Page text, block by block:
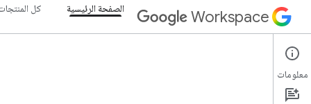
Workspace الصفحة الرئيسية كل
الصفحة الرئيسية
نظرة عامة
معلومات